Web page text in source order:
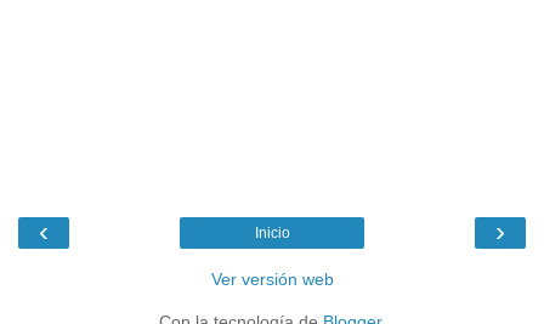
‹ ›
Inicio
Ver versión web